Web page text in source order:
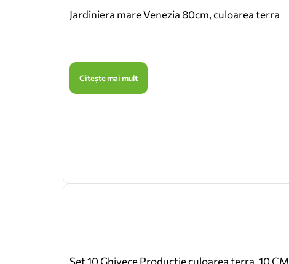
Jardiniera mare Venezia 80cm, culoarea terra
Citește mai mult
Set 10 Ghivece Productie culoarea terra, 10 CM